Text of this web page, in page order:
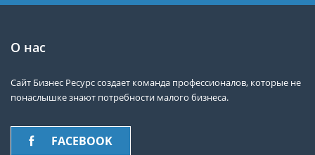
О нас
Сайт Бизнес Ресурс создает команда профессионалов, которые не
понаслышке знают потребности малого бизнеса.
FACEBOOK